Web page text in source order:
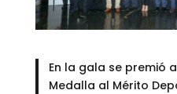
En la gala se premió
Medalla al Mérito